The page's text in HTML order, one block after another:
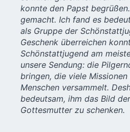
konnte den Papst
gemacht. Ich fand es
als Gruppe der
Geschenk überreichen
Schönstattjugend am
unsere Sendung: die
bringen, die viele
Menschen versammelt.
bedeutsam, ihm das Bild
Gottesmutter zu schenken.